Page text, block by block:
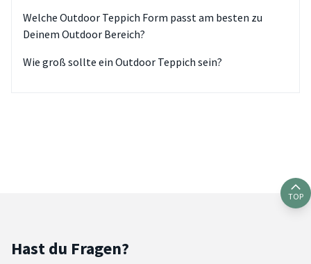
Welche Outdoor Teppich Form passt am besten zu
Deinem Outdoor Bereich?
Wie groß sollte ein Outdoor Teppich sein?
TOP
Hast du Fragen?